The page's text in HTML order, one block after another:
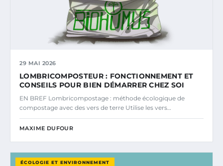
29 MAI 2026
LOMBRICOMPOSTEUR : FONCTIONNEMENT ET
CONSEILS POUR BIEN DÉMARRER CHEZ SOI
EN BREF Lombricompostage : méthode écologique de
compostage avec des vers de terre Utilise les vers…
MAXIME DUFOUR
ÉCOLOGIE ET ENVIRONNEMENT